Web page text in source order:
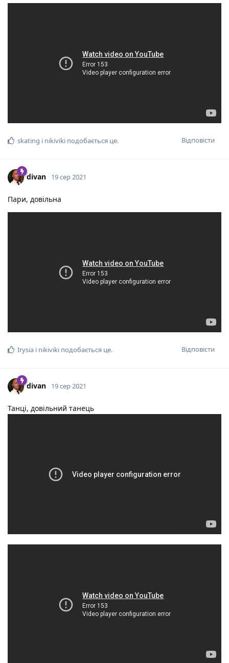
Відповісти
skating і nikiviki подобається це.
divan 19 сер 2021
Пари, довільна
Відповісти
Irysia і nikiviki подобається це.
divan 19 сер 2021
Танці, довільний танець